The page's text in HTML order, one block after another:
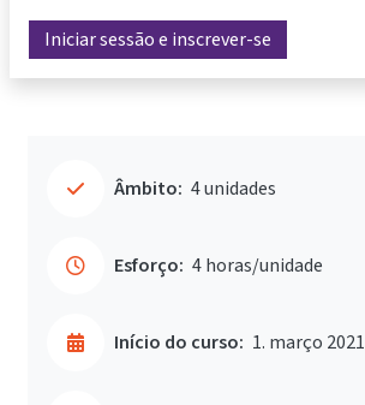
Iniciar sessão e inscrever-se
Âmbito: 4 unidades
Esforço: 4 horas/unidade
Início do curso: 1. março 2021